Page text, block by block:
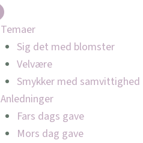
Temaer
Sig det med blomster
Velvære
Smykker med samvittighed
Anledninger
Fars dags gave
Mors dag gave